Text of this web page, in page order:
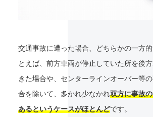
交通事故に遭った場合、どちらかの一方
とえば、前方車両が停止していた所を後
きた場合や、センターラインオーバー等
合を除いて、多かれ少なかれ双方に事故
あるというケースがほとんどです。